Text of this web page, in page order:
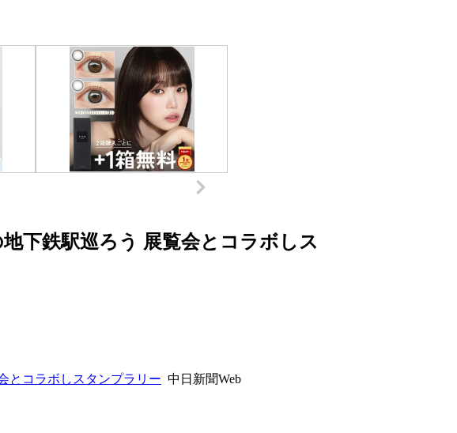
下鉄駅巡ろう 展覧会とコラボしス
とコラボしスタンプラリー 中日新聞Web